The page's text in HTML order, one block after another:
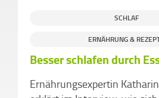
SCHLAF
ERNÄHRUNG &
Besser schlafen durch
Ernährungsexpertin